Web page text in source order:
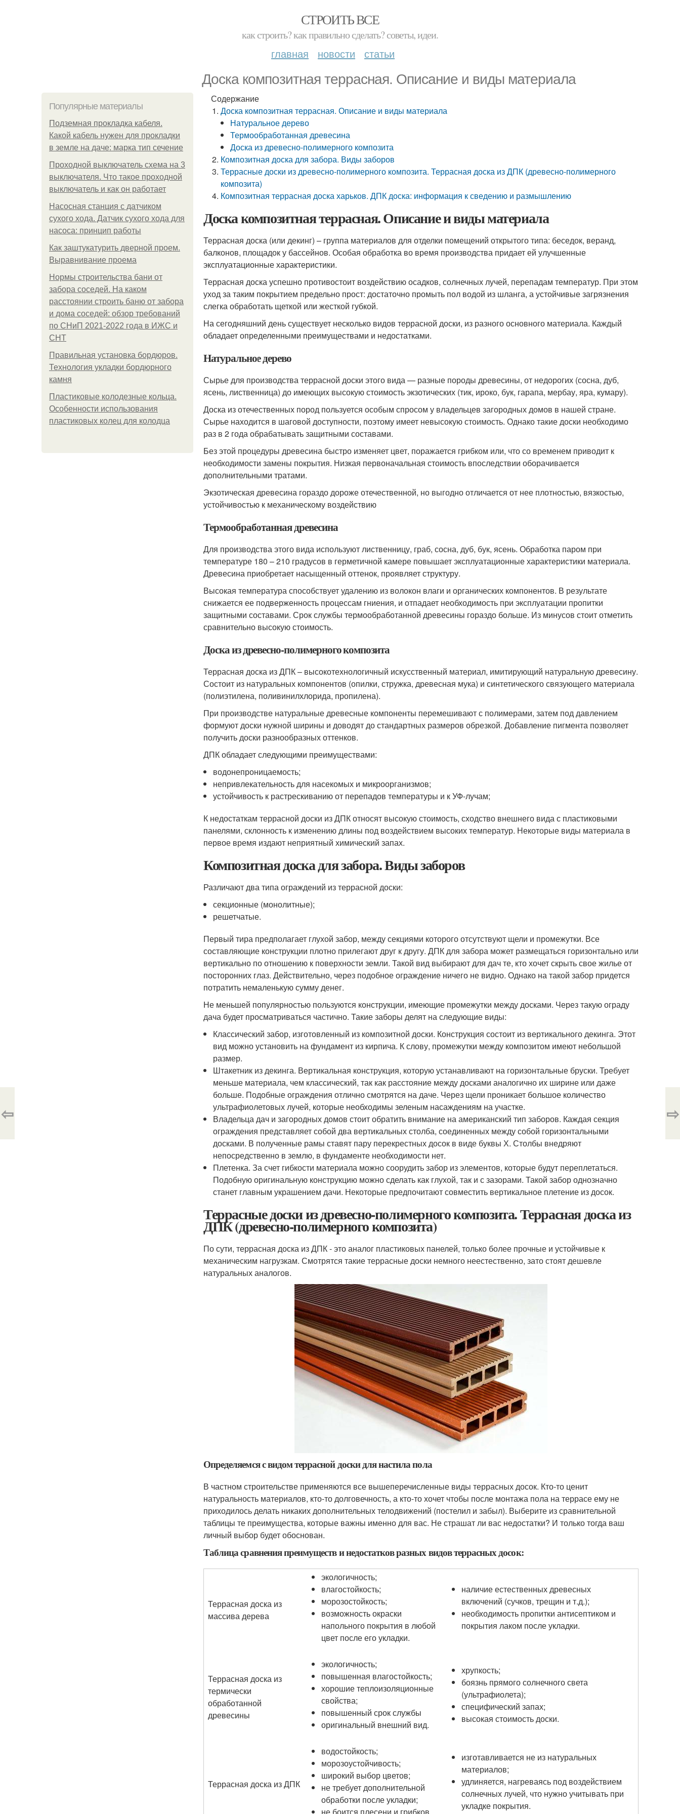
СТРОИТЬ ВСЕ
как строить? как правильно сделать? советы, идеи.
главная новости статьи
Доска композитная террасная. Описание и виды материала
Популярные материалы
Подземная прокладка кабеля.
Какой кабель нужен для прокладки
в земле на даче: марка тип сечение
Проходной выключатель схема на 3
выключателя. Что такое проходной
выключатель и как он работает
Насосная станция с датчиком
сухого хода. Датчик сухого хода для
насоса: принцип работы
Как заштукатурить дверной проем.
Выравнивание проема
Нормы строительства бани от
забора соседей. На каком
расстоянии строить баню от забора
и дома соседей: обзор требований
по СНиП 2021-2022 года в ИЖС и
СНТ
Правильная установка бордюров.
Технология укладки бордюрного
камня
Пластиковые колодезные кольца.
Особенности использования
пластиковых колец для колодца
Содержание
Доска композитная террасная. Описание и виды материала
Натуральное дерево
Термообработанная древесина
Доска из древесно-полимерного композита
Композитная доска для забора. Виды заборов
Террасные доски из древесно-полимерного композита. Террасная доска из ДПК (древесно-полимерного
композита)
Композитная террасная доска харьков. ДПК доска: информация к сведению и размышлению
Доска композитная террасная. Описание и виды материала
Террасная доска (или декинг) – группа материалов для отделки помещений открытого типа: беседок, веранд,
балконов, площадок у бассейнов. Особая обработка во время производства придает ей улучшенные
эксплуатационные характеристики.
Террасная доска успешно противостоит воздействию осадков, солнечных лучей, перепадам температур. При этом
уход за таким покрытием предельно прост: достаточно промыть пол водой из шланга, а устойчивые загрязнения
слегка обработать щеткой или жесткой губкой.
На сегодняшний день существует несколько видов террасной доски, из разного основного материала. Каждый
обладает определенными преимуществами и недостатками.
Натуральное дерево
Сырье для производства террасной доски этого вида — разные породы древесины, от недорогих (сосна, дуб,
ясень, лиственница) до имеющих высокую стоимость экзотических (тик, ироко, бук, гарапа, мербау, яра, кумару).
Доска из отечественных пород пользуется особым спросом у владельцев загородных домов в нашей стране.
Сырье находится в шаговой доступности, поэтому имеет невысокую стоимость. Однако такие доски необходимо
раз в 2 года обрабатывать защитными составами.
Без этой процедуры древесина быстро изменяет цвет, поражается грибком или, что со временем приводит к
необходимости замены покрытия. Низкая первоначальная стоимость впоследствии оборачивается
дополнительными тратами.
Экзотическая древесина гораздо дороже отечественной, но выгодно отличается от нее плотностью, вязкостью,
устойчивостью к механическому воздействию
Термообработанная древесина
Для производства этого вида используют лиственницу, граб, сосна, дуб, бук, ясень. Обработка паром при
температуре 180 – 210 градусов в герметичной камере повышает эксплуатационные характеристики материала.
Древесина приобретает насыщенный оттенок, проявляет структуру.
Высокая температура способствует удалению из волокон влаги и органических компонентов. В результате
снижается ее подверженность процессам гниения, и отпадает необходимость при эксплуатации пропитки
защитными составами. Срок службы термообработанной древесины гораздо больше. Из минусов стоит отметить
сравнительно высокую стоимость.
Доска из древесно-полимерного композита
Террасная доска из ДПК – высокотехнологичный искусственный материал, имитирующий натуральную древесину.
Состоит из натуральных компонентов (опилки, стружка, древесная мука) и синтетического связующего материала
(полиэтилена, поливинилхлорида, пропилена).
При производстве натуральные древесные компоненты перемешивают с полимерами, затем под давлением
формуют доски нужной ширины и доводят до стандартных размеров обрезкой. Добавление пигмента позволяет
получить доски разнообразных оттенков.
ДПК обладает следующими преимуществами:
водонепроницаемость;
непривлекательность для насекомых и микроорганизмов;
устойчивость к растрескиванию от перепадов температуры и к УФ-лучам;
К недостаткам террасной доски из ДПК относят высокую стоимость, сходство внешнего вида с пластиковыми
панелями, склонность к изменению длины под воздействием высоких температур. Некоторые виды материала в
первое время издают неприятный химический запах.
Композитная доска для забора. Виды заборов
Различают два типа ограждений из террасной доски:
секционные (монолитные);
решетчатые.
Первый тира предполагает глухой забор, между секциями которого отсутствуют щели и промежутки. Все
составляющие конструкции плотно прилегают друг к другу. ДПК для забора может размещаться горизонтально или
вертикально по отношению к поверхности земли. Такой вид выбирают для дач те, кто хочет скрыть свое жилье от
посторонних глаз. Действительно, через подобное ограждение ничего не видно. Однако на такой забор придется
потратить немаленькую сумму денег.
Не меньшей популярностью пользуются конструкции, имеющие промежутки между досками. Через такую ограду
дача будет просматриваться частично. Такие заборы делят на следующие виды:
Классический забор, изготовленный из композитной доски. Конструкция состоит из вертикального декинга. Этот
вид можно установить на фундамент из кирпича. К слову, промежутки между композитом имеют небольшой
размер.
Штакетник из декинга. Вертикальная конструкция, которую устанавливают на горизонтальные бруски. Требует
меньше материала, чем классический, так как расстояние между досками аналогично их ширине или даже
больше. Подобные ограждения отлично смотрятся на даче. Через щели проникает большое количество
ультрафиолетовых лучей, которые необходимы зеленым насаждениям на участке.
Владельца дач и загородных домов стоит обратить внимание на американский тип заборов. Каждая секция
ограждения представляет собой два вертикальных столба, соединенных между собой горизонтальными
досками. В полученные рамы ставят пару перекрестных досок в виде буквы Х. Столбы внедряют
непосредственно в землю, в фундаменте необходимости нет.
Плетенка. За счет гибкости материала можно соорудить забор из элементов, которые будут переплетаться.
Подобную оригинальную конструкцию можно сделать как глухой, так и с зазорами. Такой забор однозначно
станет главным украшением дачи. Некоторые предпочитают совместить вертикальное плетение из досок.
Террасные доски из древесно-полимерного композита. Террасная доска из
ДПК (древесно-полимерного композита)
По сути, террасная доска из ДПК - это аналог пластиковых панелей, только более прочные и устойчивые к
механическим нагрузкам. Смотрятся такие террасные доски немного неестественно, зато стоят дешевле
натуральных аналогов.
Определяемся с видом террасной доски для настила пола
В частном строительстве применяются все вышеперечисленные виды террасных досок. Кто-то ценит
натуральность материалов, кто-то долговечность, а кто-то хочет чтобы после монтажа пола на террасе ему не
приходилось делать никаких дополнительных телодвижений (постелил и забыл). Выберите из сравнительной
таблицы те преимущества, которые важны именно для вас. Не страшат ли вас недостатки? И только тогда ваш
личный выбор будет обоснован.
Таблица сравнения преимуществ и недостатков разных видов террасных досок:
Террасная доска из
массива дерева
экологичность;
влагостойкость;
морозостойкость;
возможность окраски
напольного покрытия в любой
цвет после его укладки.
наличие естественных древесных
включений (сучков, трещин и т.д.);
необходимость пропитки антисептиком и
покрытия лаком после укладки.
Террасная доска из
термически
обработанной
древесины
экологичность;
повышенная влагостойкость;
хорошие теплоизоляционные
свойства;
повышенный срок службы
оригинальный внешний вид.
хрупкость;
боязнь прямого солнечного света
(ультрафиолета);
специфический запах;
высокая стоимость доски.
Террасная доска из ДПК
водостойкость;
морозоустойчивость;
широкий выбор цветов;
не требует дополнительной
обработки после укладки;
изготавливается не из натуральных
материалов;
удлиняется, нагреваясь под воздействием
солнечных лучей, что нужно учитывать при
укладке покрытия.
⇦ ⇨